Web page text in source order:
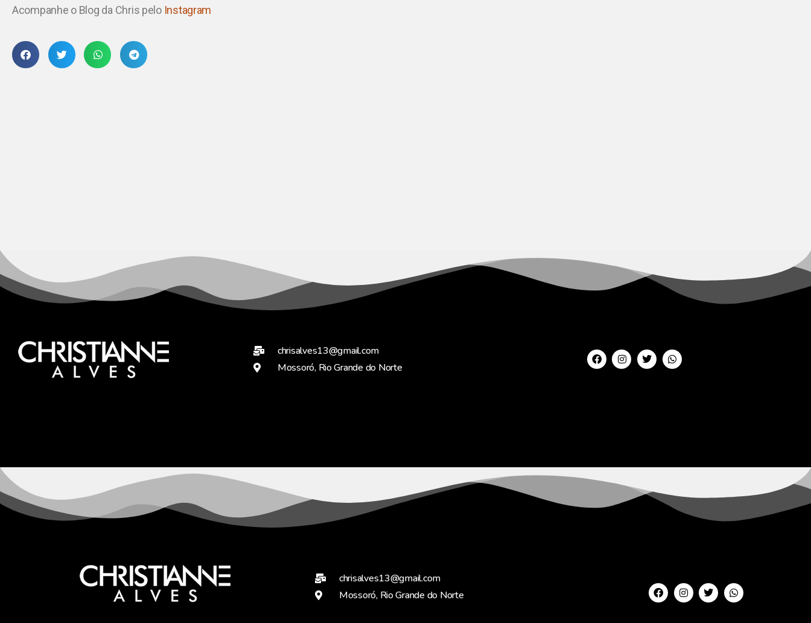
Acompanhe o Blog da Chris pelo Instagram
chrisalves13@gmail.com
Mossoró, Rio Grande do Norte
chrisalves13@gmail.com
Mossoró, Rio Grande do Norte